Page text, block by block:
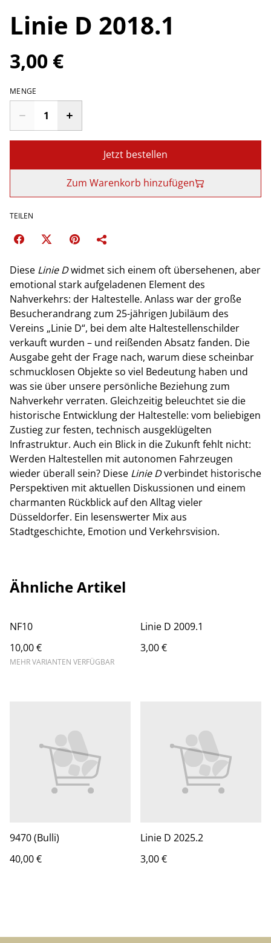
Linie D 2018.1
3,00 €
MENGE
Jetzt bestellen
Zum Warenkorb hinzufügen
TEILEN
Diese Linie Dwidmet sich einem oft übersehenen, aber
emotional stark aufgeladenen Element des
Nahverkehrs: der Haltestelle. Anlass war der große
Besucherandrang zum 25-jährigen Jubiläum des
Vereins „Linie D“, bei dem alte Haltestellenschilder
verkauft wurden – und reißenden Absatz fanden. Die
Ausgabe geht der Frage nach, warum diese scheinbar
schmucklosen Objekte so viel Bedeutung haben und
was sie über unsere persönliche Beziehung zum
Nahverkehr verraten. Gleichzeitig beleuchtet sie die
historische Entwicklung der Haltestelle: vom beliebigen
Zustieg zur festen, technisch ausgeklügelten
Infrastruktur. Auch ein Blick in die Zukunft fehlt nicht:
Werden Haltestellen mit autonomen Fahrzeugen
wieder überall sein? Diese Linie Dverbindet historische
Perspektiven mit aktuellen Diskussionen und einem
charmanten Rückblick auf den Alltag vieler
Düsseldorfer. Ein lesenswerter Mix aus
Stadtgeschichte, Emotion und Verkehrsvision.
Ähnliche Artikel
NF10
10,00 €
MEHR VARIANTEN VERFÜGBAR
Linie D 2009.1
3,00 €
9470 (Bulli)
40,00 €
Linie D 2025.2
3,00 €